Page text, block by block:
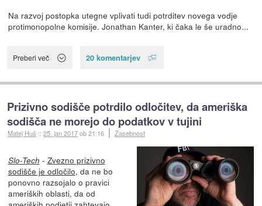
Na razvoj postopka utegne vplivati tudi potrditev novega vodje
protimonopolne komisije. Jonathan Kanter, ki čaka le še uradno...
Preberi več 20 komentarjev
Prizivno sodišče potrdilo odločitev, da ameriška
sodišča ne morejo do podatkov v tujini
Matej Huš ::25. jan 2017ob 21:16 Zasebnost
Slo-Tech - Zvezno prizivno
sodišče je odločilo, da ne bo
ponovno razsojalo o pravici
ameriških oblasti, da od